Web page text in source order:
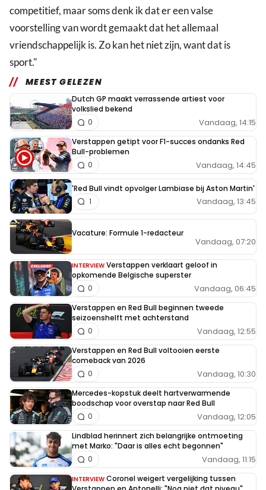
competitief, maar soms denk ik dat er een valse
voorstelling van wordt gemaakt dat het allemaal
vriendschappelijk is. Zo kan het niet zijn, want dat is
sport."
MEEST GELEZEN
Dutch GP maakt verrassende artiest voor
volkslied bekend
Vandaag, 14:15
0
Verstappen getipt voor F1-succes ondanks Red
Bull-problemen
Vandaag, 14:45
0
'Red Bull vindt opvolger Lambiase bij Aston Martin'
Vandaag, 13:45
1
Vacature: Formule 1-redacteur
Vandaag, 07:20
INTERVIEW Verstappen verklaart geloof in
opkomende Belgische superster
Vandaag, 06:45
0
Verstappen en Red Bull beginnen tweede
seizoenshelft met achterstand
Vandaag, 12:55
0
Verstappen en Red Bull voltooien eerste
comeback van 2026
Vandaag, 10:30
0
Mercedes-kopstuk deelt hartverwarmende
boodschap voor overstap naar Red Bull
Vandaag, 12:05
0
Lindblad herinnert zich belangrijke ontmoeting
met Marko: "Daar is alles echt begonnen"
Vandaag, 11:15
0
INTERVIEW Coronel weigert vergelijking tussen